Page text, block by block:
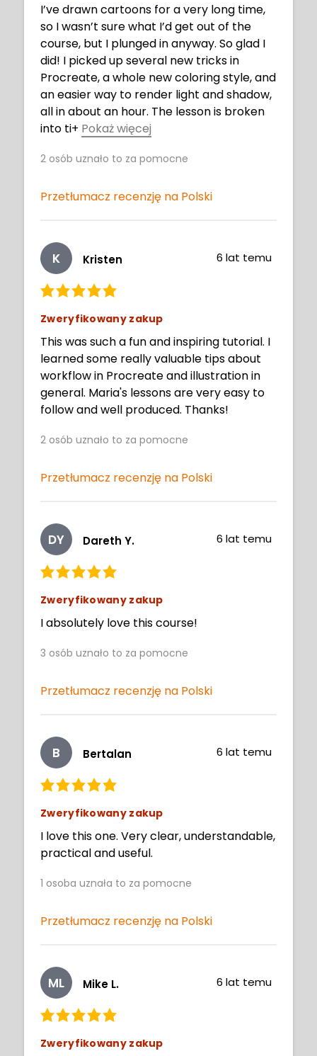
I’ve drawn cartoons for a very long time,
so I wasn’t sure what I’d get out of the
course, but I plunged in anyway. So glad I
did! I picked up several new tricks in
Procreate, a whole new coloring style, and
an easier way to render light and shadow,
all in about an hour. The lesson is broken
into ti+ Pokaż więcej
what you want to watch again.
2 osób uznało to za pomocne
Przetłumacz recenzję na Polski
K Kristen 6 lat temu
Zweryfikowany zakup
This was such a fun and inspiring tutorial. I
learned some really valuable tips about
workflow in Procreate and illustration in
general. Maria's lessons are very easy to
follow and well produced. Thanks!
2 osób uznało to za pomocne
Przetłumacz recenzję na Polski
DY Dareth Y. 6 lat temu
Zweryfikowany zakup
I absolutely love this course!
3 osób uznało to za pomocne
Przetłumacz recenzję na Polski
B Bertalan 6 lat temu
Zweryfikowany zakup
I love this one. Very clear, understandable,
practical and useful.
1 osoba uznała to za pomocne
Przetłumacz recenzję na Polski
ML Mike L. 6 lat temu
Zweryfikowany zakup